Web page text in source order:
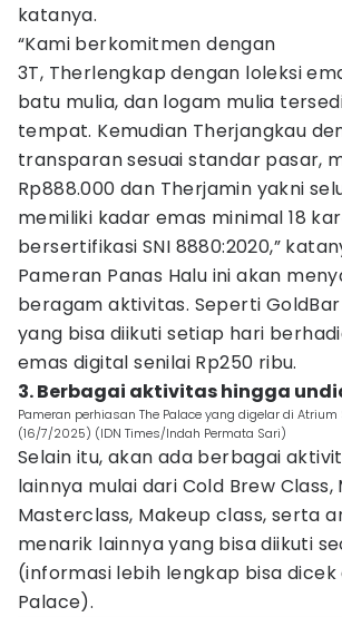
katanya.
“Kami berkomitmen dengan
3T, Therlengkap dengan loleksi
batu mulia, dan logam mulia
tempat. Kemudian Therjangkau
transparan sesuai standar pasar,
Rp888.000 dan Therjamin yakni
memiliki kadar emas minimal 18
bersertifikasi SNI 8880:2020,”
Pameran Panas Halu ini akan
beragam aktivitas. Seperti
yang bisa diikuti setiap hari
emas digital senilai Rp250 ribu.
3. Berbagai aktivitas hingga
Pameran perhiasan The Palace yang digelar di Atrium
(16/7/2025) (IDN Times/Indah Permata Sari)
Selain itu, akan ada berbagai
lainnya mulai dari Cold Brew Class,
Masterclass, Makeup class, serta
menarik lainnya yang bisa diikuti
(informasi lebih lengkap bisa dicek
Palace).